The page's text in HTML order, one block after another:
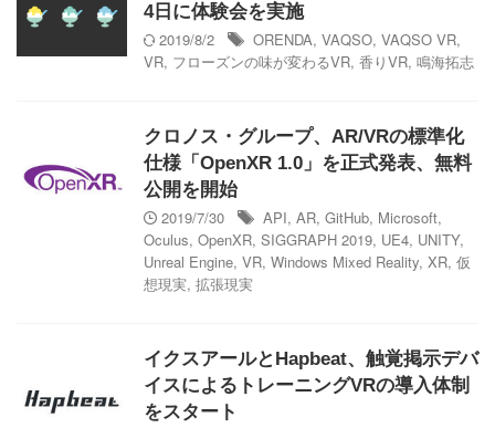
4日に体験会を実施
2019/8/2
ORENDA, VAQSO, VAQSO VR,
VR, フローズンの味が変わるVR, 香りVR, 鳴海拓志
クロノス・グループ、AR/VRの標準化
仕様「OpenXR 1.0」を正式発表、無料
公開を開始
2019/7/30
API, AR, GitHub, Microsoft,
Oculus, OpenXR, SIGGRAPH 2019, UE4, UNITY,
Unreal Engine, VR, Windows Mixed Reality, XR, 仮
想現実, 拡張現実
イクスアールとHapbeat、触覚掲示デバ
イスによるトレーニングVRの導入体制
をスタート